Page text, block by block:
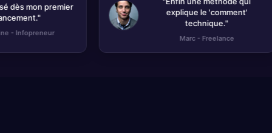
explique le 'comment'
technique."